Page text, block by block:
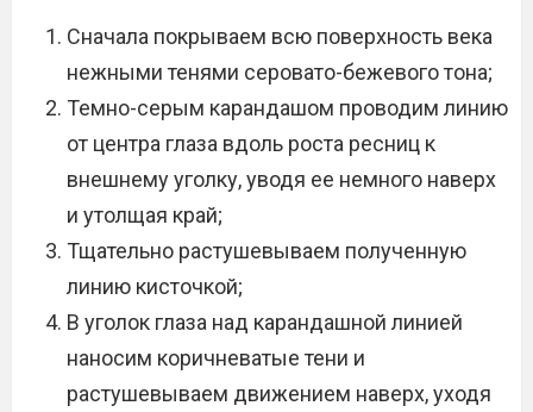
Сначала покрываем всю поверхность века
нежными тенями серовато-бежевого тона;
Темно-серым карандашом проводим линию
от центра глаза вдоль роста ресниц к
внешнему уголку, уводя ее немного наверх
и утолщая край;
Тщательно растушевываем полученную
линию кисточкой;
В уголок глаза над карандашной линией
наносим коричневатые тени и
растушевываем движением наверх, уходя